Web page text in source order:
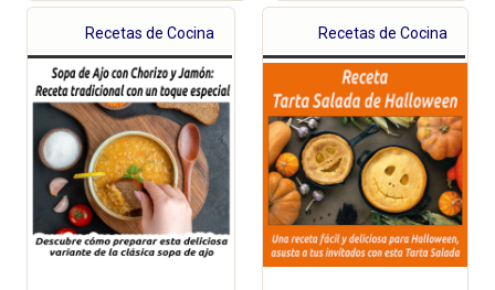
Recetas de Cocina Recetas de Cocina